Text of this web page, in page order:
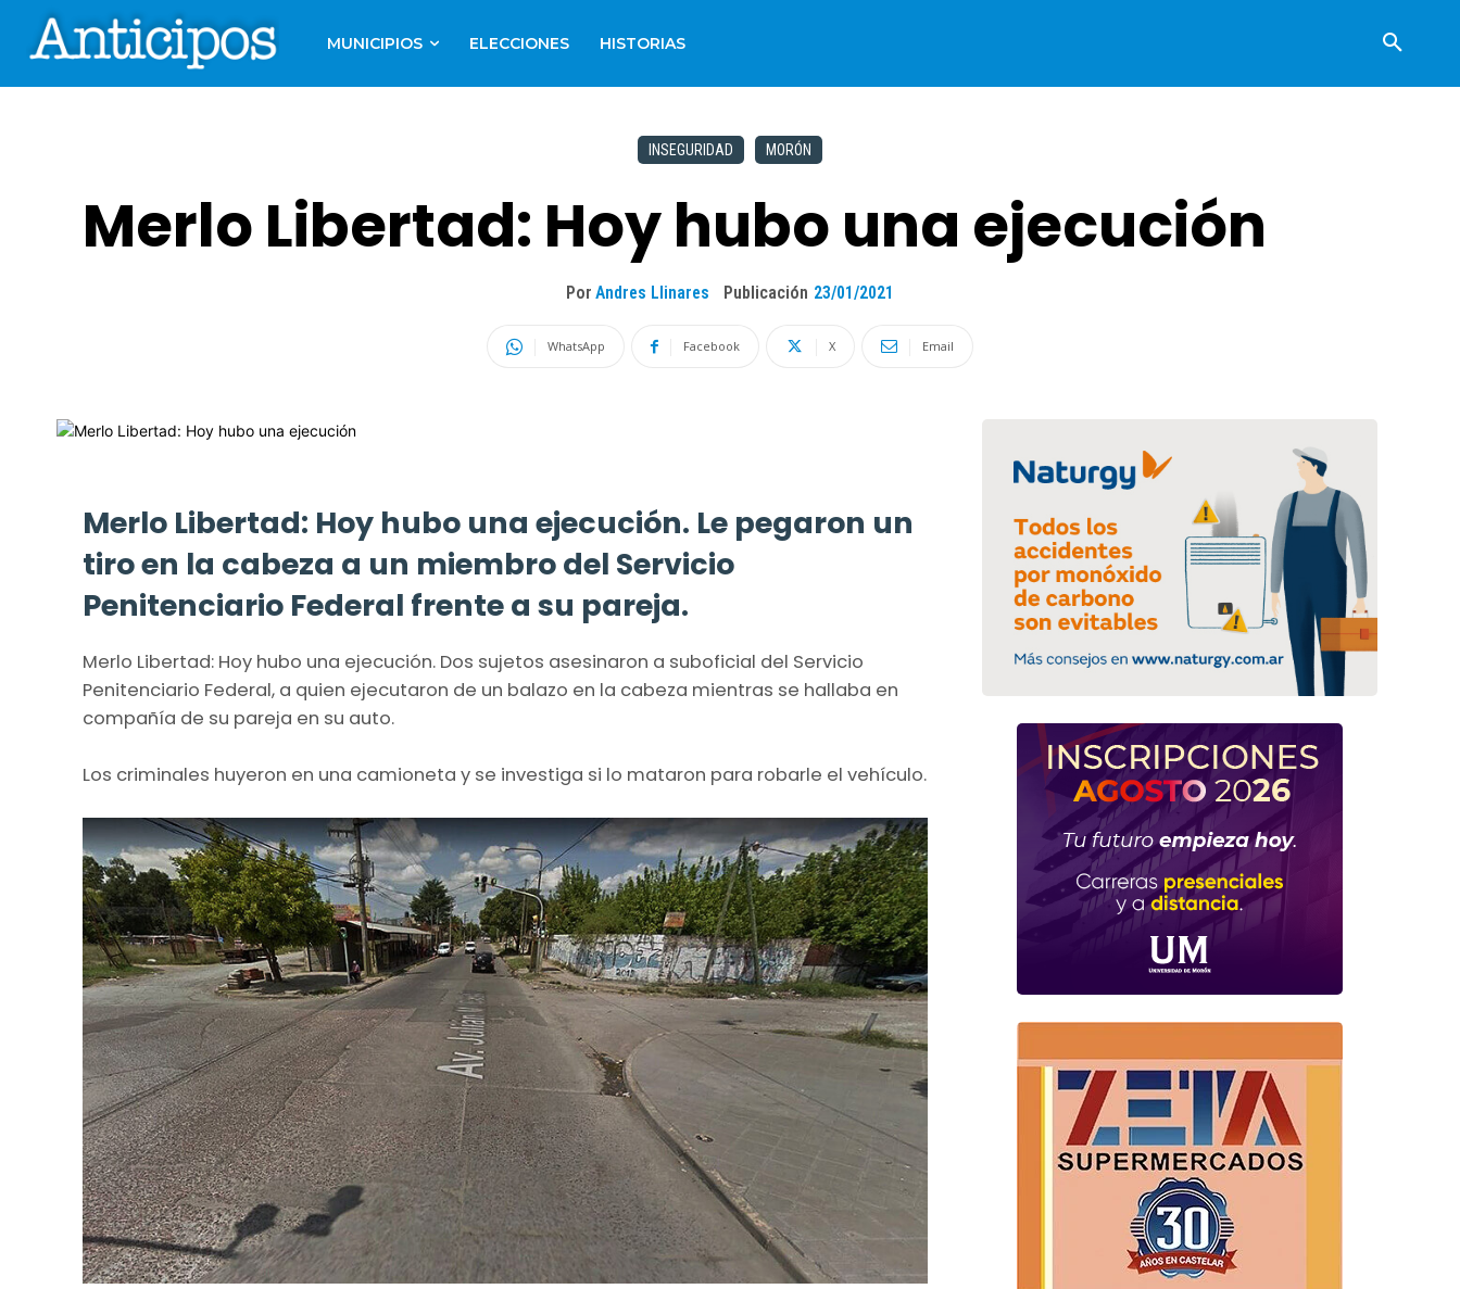
MUNICIPIOS ELECCIONES HISTORIAS
INSEGURIDAD MORÓN
Merlo Libertad: Hoy hubo una ejecución
Por Andres Llinares Publicación 23/01/2021
WhatsApp Facebook X Email
Merlo Libertad: Hoy hubo una ejecución. Le pegaron un
tiro en la cabeza a un miembro del Servicio
Penitenciario Federal frente a su pareja.
Merlo Libertad: Hoy hubo una ejecución. Dos sujetos asesinaron a suboficial del Servicio
Penitenciario Federal, a quien ejecutaron de un balazo en la cabeza mientras se hallaba en
compañía de su pareja en su auto.
Los criminales huyeron en una camioneta y se investiga si lo mataron para robarle el vehículo.